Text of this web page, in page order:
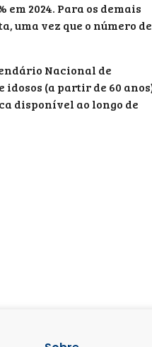
em 2024. Para os demais
uma vez que o número de
Nacional de
idosos (a partir de 60
disponível ao longo de